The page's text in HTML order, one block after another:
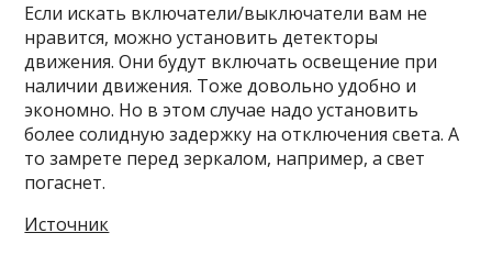
Если искать включатели/выключатели вам не
нравится, можно установить детекторы
движения. Они будут включать освещение при
наличии движения. Тоже довольно удобно и
экономно. Но в этом случае надо установить
более солидную задержку на отключения света. А
то замрете перед зеркалом, например, а свет
погаснет.
Источник